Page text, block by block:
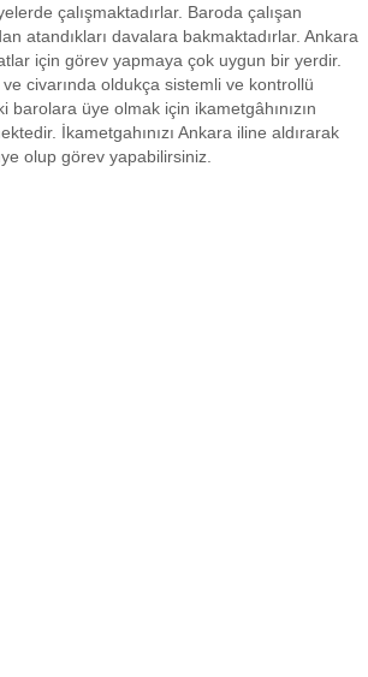
çalışmaktadırlar. Baroda çalışan
atandıkları davalara bakmaktadırlar. Ankara
için görev yapmaya çok uygun bir yerdir.
civarında oldukça sistemli ve kontrollü
barolara üye olmak için ikametgâhınızın
İkametgahınızı Ankara iline aldırarak
olup görev yapabilirsiniz.